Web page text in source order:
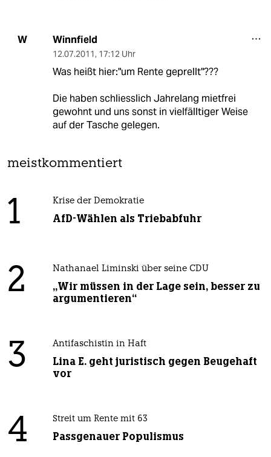
W Winnfield
12.07.2011, 17:12 Uhr
Was heißt hier:"um Rente geprellt"???
Die haben schliesslich Jahrelang mietfrei
gewohnt und uns sonst in vielfälltiger Weise
auf der Tasche gelegen.
meistkommentiert
1 Krise der Demokratie
AfD-Wählen als Triebabfuhr
2 Nathanael Liminski über seine CDU
„Wir müssen in der Lage sein, besser zu
argumentieren“
3 Antifaschistin in Haft
Lina E. geht juristisch gegen Beugehaft
vor
4 Streit um Rente mit 63
Passgenauer Populismus